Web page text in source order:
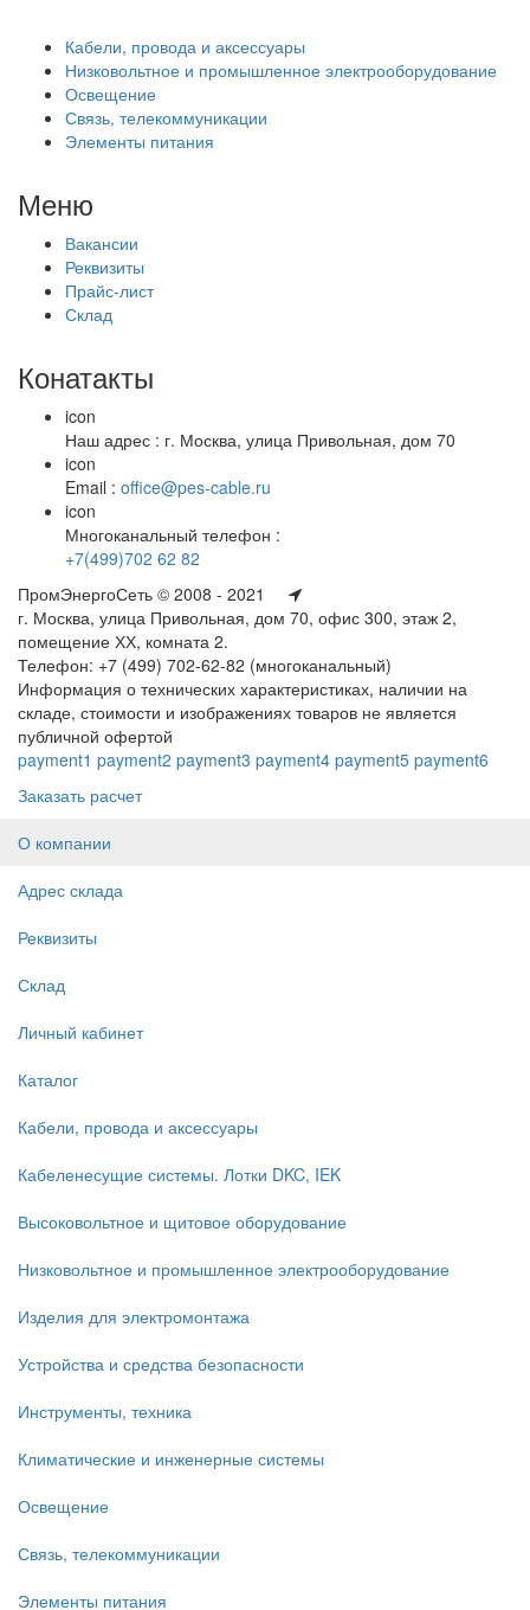
Кабели, провода и аксессуары
Низковольтное и промышленное электрооборудование
Освещение
Связь, телекоммуникации
Элементы питания
Меню
Вакансии
Реквизиты
Прайс-лист
Склад
Конатакты
icon
Наш адрес : г. Москва, улица Привольная, дом 70
icon
Email : office@pes-cable.ru
icon
Многоканальный телефон :
+7(499)702 62 82
ПромЭнергоСеть © 2008 - 2021
г. Москва, улица Привольная, дом 70, офис 300, этаж 2,
помещение ХХ, комната 2.
Телефон: +7 (499) 702-62-82 (многоканальный)
Информация о технических характеристиках, наличии на
складе, стоимости и изображениях товаров не является
публичной офертой
payment1 payment2 payment3 payment4 payment5 payment6
Заказать расчет
О компании
Адрес склада
Реквизиты
Склад
Личный кабинет
Каталог
Кабели, провода и аксессуары
Кабеленесущие системы. Лотки DKC, IEK
Высоковольтное и щитовое оборудование
Низковольтное и промышленное электрооборудование
Изделия для электромонтажа
Устройства и средства безопасности
Инструменты, техника
Климатические и инженерные системы
Освещение
Связь, телекоммуникации
Элементы питания